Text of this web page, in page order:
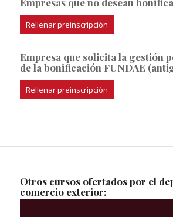
Rellenar preinscripción
Empresa que solicita la gestión
de la bonificación FUNDAE
Rellenar preinscripción
Otros cursos ofertados por el
comercio exterior: